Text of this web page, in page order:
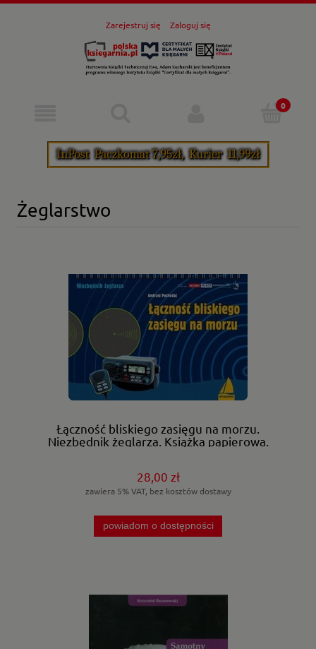
Zarejestruj się Zaloguj się
Żeglarstwo
Łączność bliskiego zasięgu na morzu.
Niezbędnik żeglarza. Książka papierowa.
28,00 zł
zawiera 5% VAT, bez kosztów dostawy
powiadom o dostępności